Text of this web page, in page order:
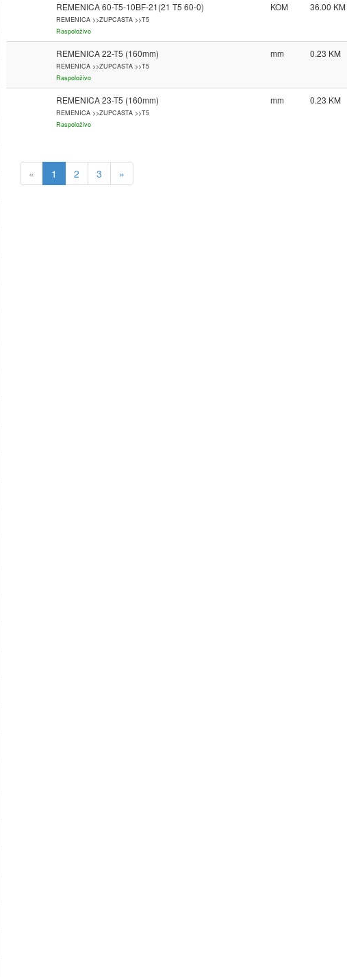
REMENICA 60-T5-10BF-21(21 T5 60-0)
REMENICA >>ZUPCASTA >>T5
Raspoloživo
KOM 36.00
REMENICA 22-T5 (160mm)
REMENICA >>ZUPCASTA >>T5
Raspoloživo
mm 0.23
REMENICA 23-T5 (160mm)
REMENICA >>ZUPCASTA >>T5
Raspoloživo
mm 0.23
« 1 2 3 »